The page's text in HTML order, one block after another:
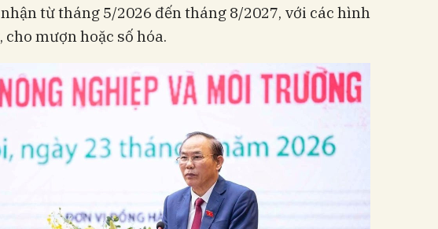
từ tháng 5/2026 đến tháng 8/2027, với các hình
mượn hoặc số hóa.